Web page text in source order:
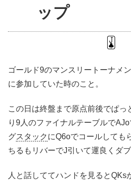
ップ
ゴールド9のマンスリートーナメ
に参加していた時のこと。
この日は終盤まで原点前後でぱっ
り9人のファイナルテーブルで
グスタック にQ6oでコールしても
ちるもリバーでJ引いて運良くダブ
人と話しててハンドを見るとQKs